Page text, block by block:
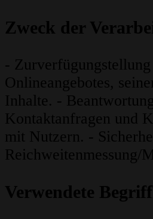
Zweck der
- Zurverfügungstellung
Onlineangebotes,
Inhalte. -
Kontaktanfragen und
mit Nutzern. -
Reichweitenmessung/
Verwendete